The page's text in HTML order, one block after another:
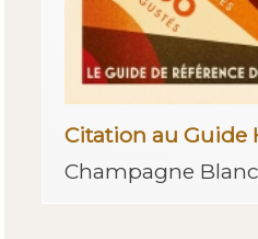
Citation au Guide
Champagne